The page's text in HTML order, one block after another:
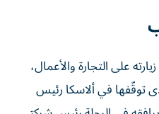
على التجارة والأعمال،
توقّفها في ألاسكا رئيس